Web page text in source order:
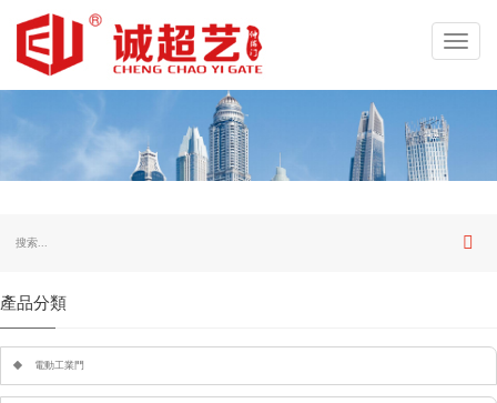
產品分類
電動工業門